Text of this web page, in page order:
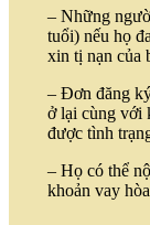
– Những
tuổi) nếu họ
xin tị nạn của
– Đơn đăng
ở lại cùng với
được tình
– Họ có thể
khoản vay